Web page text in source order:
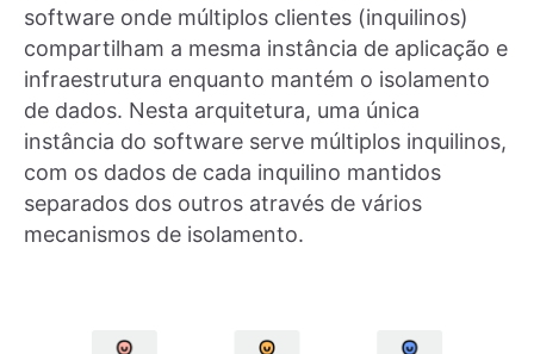
software onde múltiplos clientes (inquilinos)
compartilham a mesma instância de aplicação e
infraestrutura enquanto mantém o isolamento
de dados. Nesta arquitetura, uma única
instância do software serve múltiplos inquilinos,
com os dados de cada inquilino mantidos
separados dos outros através de vários
mecanismos de isolamento.